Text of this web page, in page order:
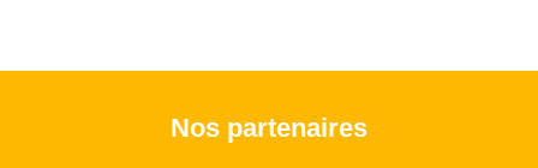
Nos partenaires